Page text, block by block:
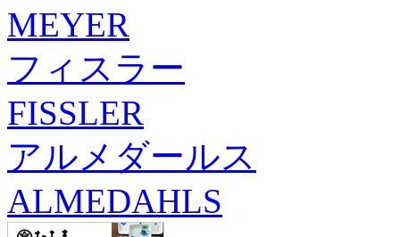
MEYER
フィスラー
FISSLER
アルメダールス
ALMEDAHLS